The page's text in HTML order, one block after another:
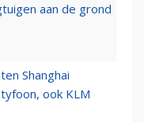
aan de grond
Shanghai
ook KLM